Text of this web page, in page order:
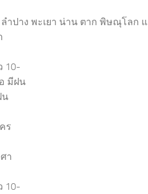
ำปาง พะเยา น่าน ตาก พิษณุโลก
10-
มีฝน
น
ร
า
10-